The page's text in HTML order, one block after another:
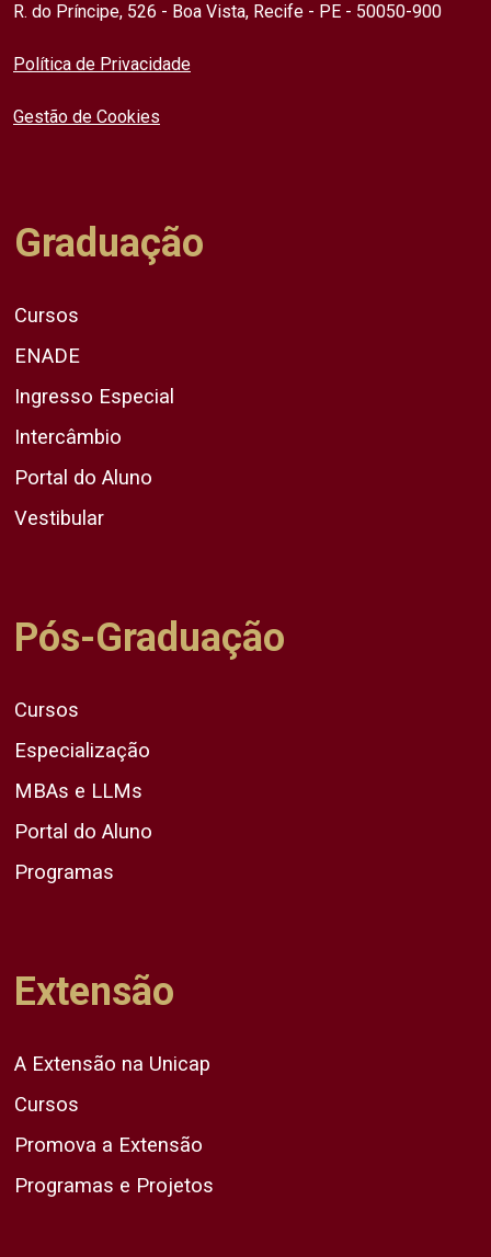
R. do Príncipe, 526 - Boa Vista, Recife - PE - 50050-900
Política de Privacidade
Gestão de Cookies
Graduação
Cursos
ENADE
Ingresso Especial
Intercâmbio
Portal do Aluno
Vestibular
Pós-Graduação
Cursos
Especialização
MBAs e LLMs
Portal do Aluno
Programas
Extensão
A Extensão na Unicap
Cursos
Promova a Extensão
Programas e Projetos